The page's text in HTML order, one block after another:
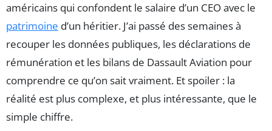
américains qui confondent le salaire d’un CEO avec le
patrimoine d’un héritier. J’ai passé des semaines à
recouper les données publiques, les déclarations de
rémunération et les bilans de Dassault Aviation pour
comprendre ce qu’on sait vraiment. Et spoiler : la
réalité est plus complexe, et plus intéressante, que le
simple chiffre.